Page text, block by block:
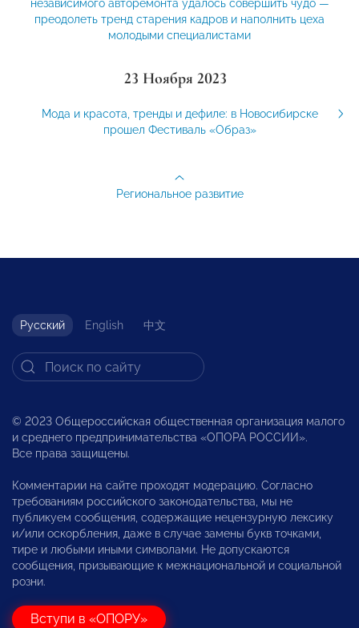
независимого авторемонта удалось совершить чудо —
преодолеть тренд старения кадров и наполнить цеха
молодыми специалистами
23 Ноября 2023
Мода и красота, тренды и дефиле: в Новосибирске
прошел Фестиваль «Образ»
Региональное развитие
Русский English 中文
© 2023 Общероссийская общественная организация малого
и среднего предпринимательства «ОПОРА РОССИИ».
Все права защищены.
Комментарии на сайте проходят модерацию. Согласно
требованиям российского законодательства, мы не
публикуем сообщения, содержащие нецензурную лексику
и/или оскорбления, даже в случае замены букв точками,
тире и любыми иными символами. Не допускаются
сообщения, призывающие к межнациональной и социальной
розни.
Вступи в «ОПОРУ»